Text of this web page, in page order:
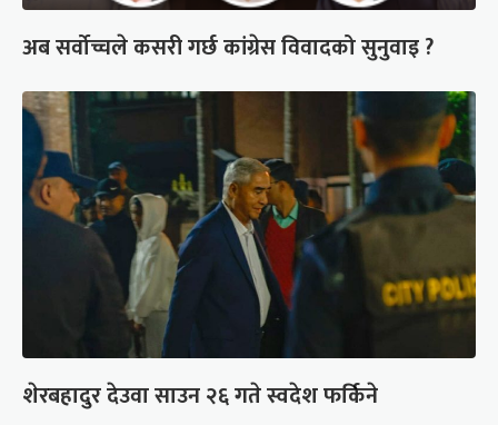
अब सर्वोच्चले कसरी गर्छ कांग्रेस विवादको सुनुवाइ ?
शेरबहादुर देउवा साउन २६ गते स्वदेश फर्किने